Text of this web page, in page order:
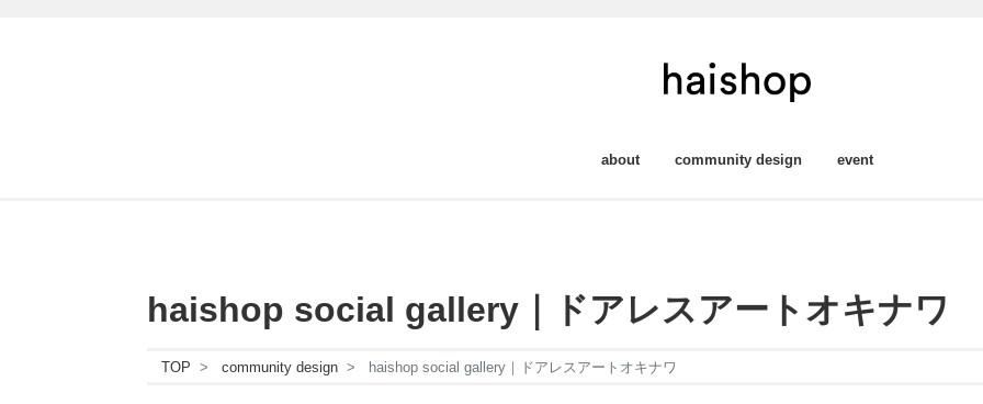
about community design event
haishop social gallery｜ドアレスアートオキナワ
TOP community design haishop social gallery｜ドアレスアートオキナワ